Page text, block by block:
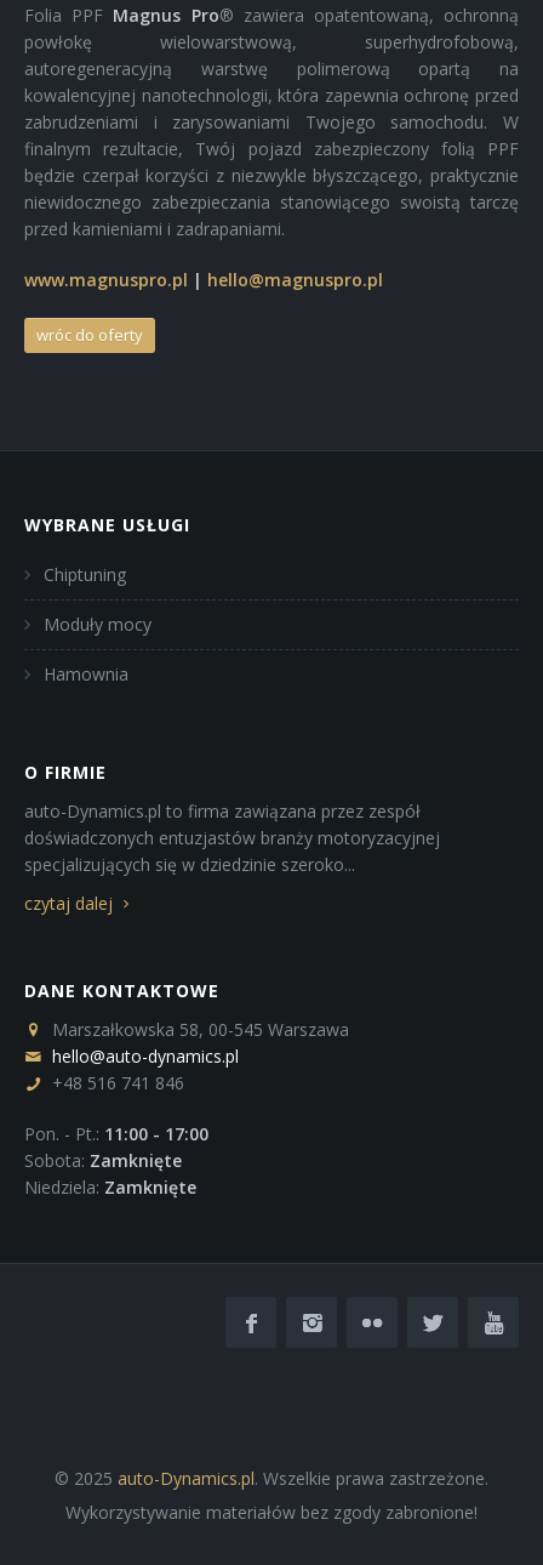
Folia PPF Magnus Pro® zawiera opatentowaną, ochronną
powłokę wielowarstwową, superhydrofobową,
autoregeneracyjną warstwę polimerową opartą na
kowalencyjnej nanotechnologii, która zapewnia ochronę przed
zabrudzeniami i zarysowaniami Twojego samochodu. W
finalnym rezultacie, Twój pojazd zabezpieczony folią PPF
będzie czerpał korzyści z niezwykle błyszczącego, praktycznie
niewidocznego zabezpieczania stanowiącego swoistą tarczę
przed kamieniami i zadrapaniami.
www.magnuspro.pl | hello@magnuspro.pl
wróc do oferty
WYBRANE USŁUGI
Chiptuning
Moduły mocy
Hamownia
O FIRMIE
auto-Dynamics.pl to firma zawiązana przez zespół
doświadczonych entuzjastów branży motoryzacyjnej
specjalizujących się w dziedzinie szeroko...
czytaj dalej
DANE KONTAKTOWE
Marszałkowska 58, 00-545 Warszawa
hello@auto-dynamics.pl
+48 516 741 846
Pon. - Pt.: 11:00 - 17:00
Sobota: Zamknięte
Niedziela: Zamknięte
© 2025 auto-Dynamics.pl. Wszelkie prawa zastrzeżone.
Wykorzystywanie materiałów bez zgody zabronione!